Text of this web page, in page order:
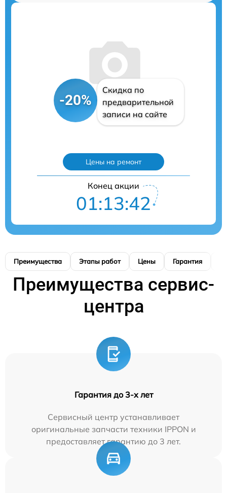
-20%
Скидка по
предварительной
записи на сайте
Цены на ремонт
Конец акции
01:13:41
Преимущества Этапы работ Цены Гарантия
Преимущества сервис-
центра
Гарантия до 3-х лет
Сервисный центр устанавливает
оригинальные запчасти техники IPPON и
предоставляет гарантию до 3 лет.